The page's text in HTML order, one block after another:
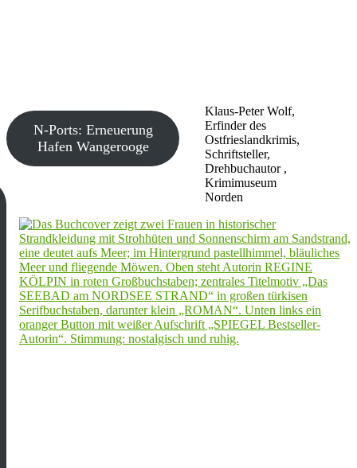
Klaus-Peter Wolf,
Erfinder des
Ostfrieslandkrimis,
Schriftsteller,
Drehbuchautor ,
Krimimuseum
Norden
N-Ports: Erneuerung
Hafen Wangerooge